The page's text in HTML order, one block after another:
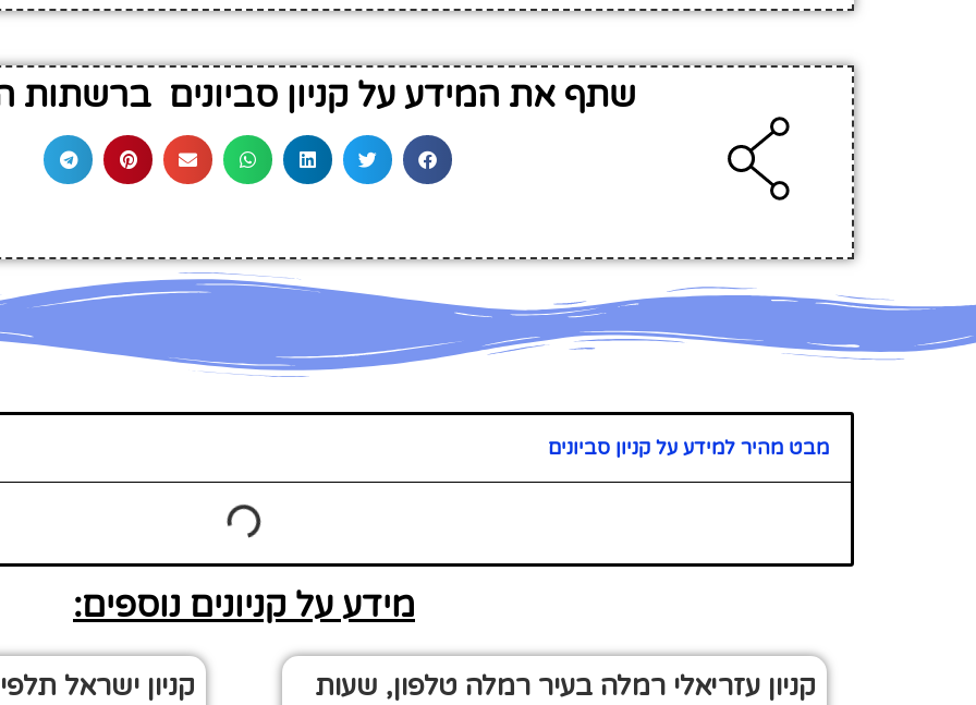
שתף את המידע על קניון סביונים ברשתות
מבט מהיר למידע על קניון סביונים
מידע על קניונים נוספים:
קניון עזריאלי רמלה בעיר רמלה טלפון, שעות קניון ישראל